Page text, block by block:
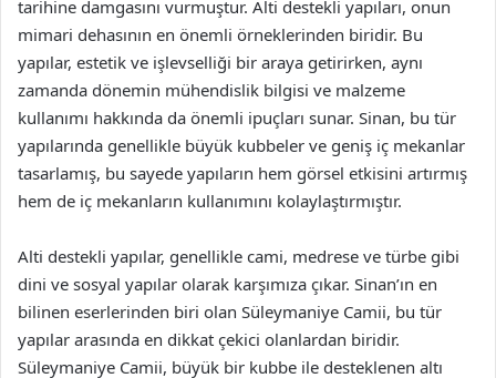
tarihine damgasını vurmuştur. Alti destekli yapıları, onun
mimari dehasının en önemli örneklerinden biridir. Bu
yapılar, estetik ve işlevselliği bir araya getirirken, aynı
zamanda dönemin mühendislik bilgisi ve malzeme
kullanımı hakkında da önemli ipuçları sunar. Sinan, bu tür
yapılarında genellikle büyük kubbeler ve geniş iç mekanlar
tasarlamış, bu sayede yapıların hem görsel etkisini artırmış
hem de iç mekanların kullanımını kolaylaştırmıştır.
Alti destekli yapılar, genellikle cami, medrese ve türbe gibi
dini ve sosyal yapılar olarak karşımıza çıkar. Sinan’ın en
bilinen eserlerinden biri olan Süleymaniye Camii, bu tür
yapılar arasında en dikkat çekici olanlardan biridir.
Süleymaniye Camii, büyük bir kubbe ile desteklenen altı